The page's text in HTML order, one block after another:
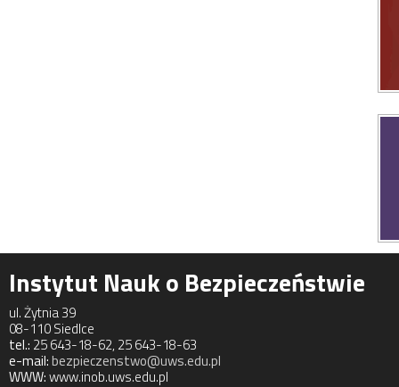
Instytut Nauk o Bezpieczeństwie
ul. Żytnia 39
08-110 Siedlce
tel.: 25 643-18-62, 25 643-18-63
e-mail:bezpieczenstwo@uws.edu.pl
WWW:www.inob.uws.edu.pl